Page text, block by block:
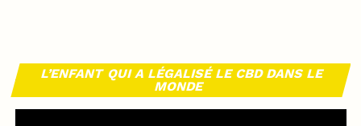
L’ENFANT QUI A LÉGALISÉ LE CBD DANS LE
MONDE